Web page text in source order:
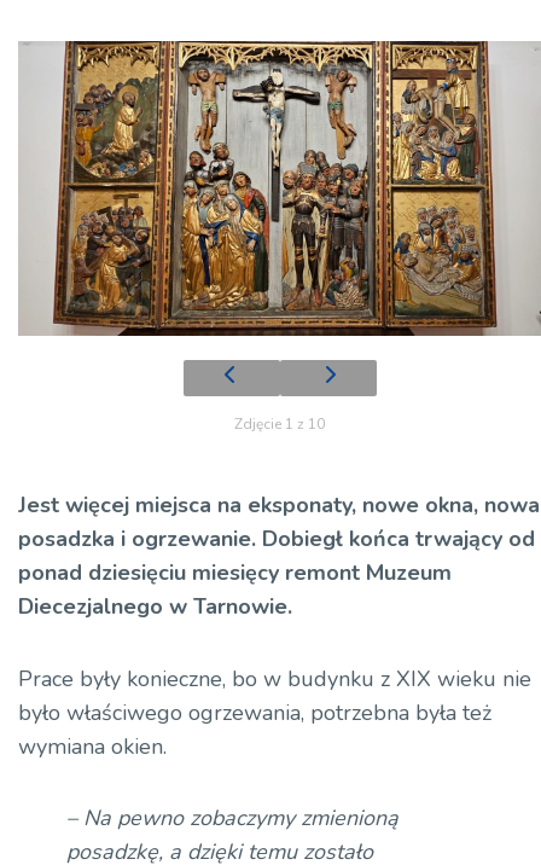
Zdjęcie 1 z 10
Jest więcej miejsca na eksponaty, nowe okna, nowa
posadzka i ogrzewanie. Dobiegł końca trwający od
ponad dziesięciu miesięcy remont Muzeum
Diecezjalnego w Tarnowie.
Prace były konieczne, bo w budynku z XIX wieku nie
było właściwego ogrzewania, potrzebna była też
wymiana okien.
– Na pewno zobaczymy zmienioną
posadzkę, a dzięki temu zostało